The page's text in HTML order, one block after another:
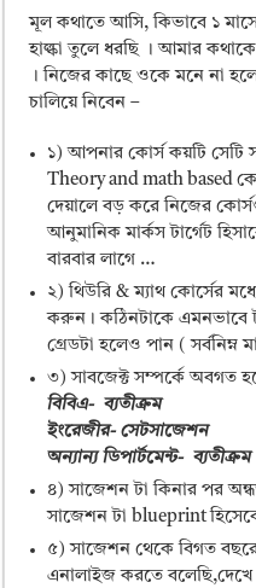
মূল কথাতে আসি, কিভাবে ১ মাসে
হাল্কা তুলে ধরছি । আমার
। নিজের কাছে ওকে মনে না
চালিয়ে নিবেন –
১) আপনার কোর্স কয়টি সেটি
Theory and math based
দেয়ালে বড় করে নিজের
আনুমানিক মার্কস টার্গেট
বারবার লাগে …
২) থিউরি & ম্যাথ কোর্সের
করুন। কঠিনটাকে এমনভাবে
গ্রেডটা হলেও পান ( সর্বনিম্ন
৩) সাবজেক্ট সম্পর্কে অবগত
বিবিএ- ব্যতীক্রম
ইংরেজীর- সেটসাজেশন
অন্যান্য ডিপার্টমেন্ট- ব্যতীক্রম
৪) সাজেশন টা কিনার পর
সাজেশন টা blueprint
৫) সাজেশন থেকে বিগত
এনালাইজ করতে বলেছি,দেখে